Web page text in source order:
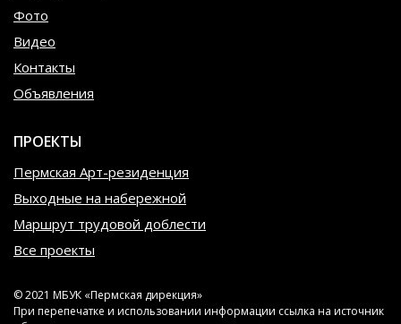
Фото
Видео
Контакты
Объявления
ПРОЕКТЫ
Пермская Арт-резиденция
Выходные на набережной
Маршрут трудовой доблести
Все проекты
© 2021 МБУК «Пермская дирекция»
При перепечатке и использовании информации ссылка на источник